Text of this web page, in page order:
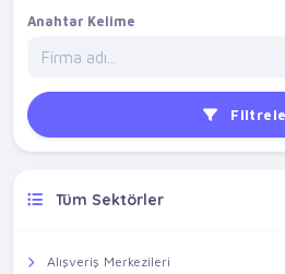
Anahtar Kelime
Filtrele
Tüm Sektörler
Alışveriş Merkezileri